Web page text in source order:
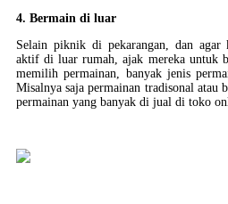
4. Bermain di luar
Selain piknik di pekarangan, dan agar
aktif di luar rumah, ajak mereka untuk
memilih permainan, banyak jenis
Misalnya saja permainan tradisonal atau
permainan yang banyak di jual di toko